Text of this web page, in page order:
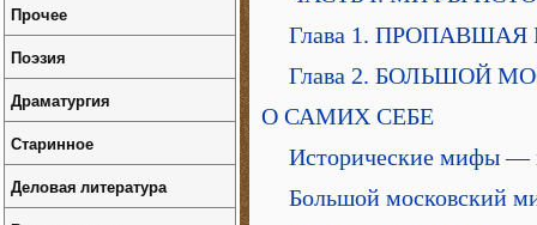
Глава 1.
Глава 2. БОЛЬШОЙ
О САМИХ СЕБЕ
Исторические мифы —
Большой московский
Прочее
Поэзия
Драматургия
Старинное
Деловая литература